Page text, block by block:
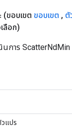
(ขอบเขต ขอบเขต , ตั
ลือก)
นการ ScatterNdMin
วแปร